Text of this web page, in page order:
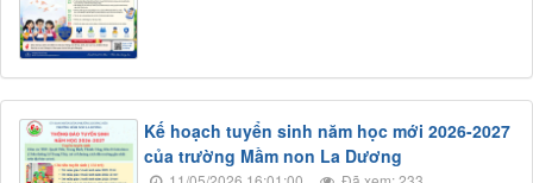
Kế hoạch tuyển sinh năm học mới 2026-2027
của trường Mầm non La Dương